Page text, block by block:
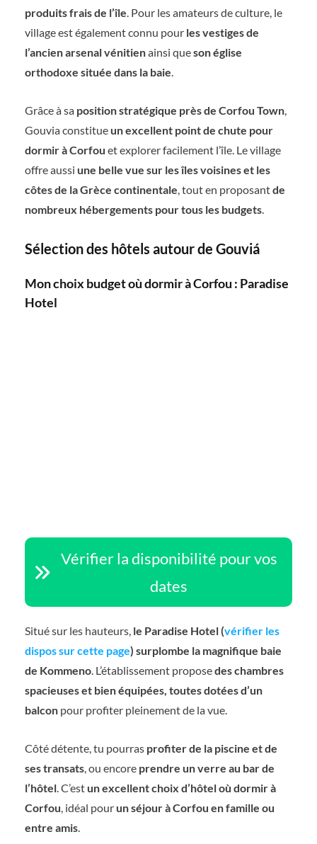
produits frais de l’île . Pour les amateurs de culture, le
village est également connu pour les vestiges de
l’ancien arsenal vénitienainsi queson église
orthodoxe située dans la baie
Grâce à sa position stratégique près de Corfou Town
Gouvia constitue un excellent point de chute pour
dormir à Corfou et explorer facilement l’île. Le village
offre aussi une belle vue sur les îles voisines et les
côtes de la Grèce continentale , tout en proposantde
nombreux hébergements pour tous les budgets
Sélection des hôtels autour de Gouviá
Mon choix budget où dormir à Corfou : Paradise
Hotel
Vérifier la disponibilité pour vos
dates
Situé sur les hauteurs, le Paradise Hotel (vérifier les
dispos sur cette page) surplombe la magnifique baie
de Kommeno. L’établissement proposedes chambres
spacieuses et bien équipées, toutes dotées d’un
balcon pour profiter pleinement de la vue.
Côté détente, tu pourras profiter de la piscine et de
ses transats, ou encore prendre un verre au bar de
l’hôtel. C’est un excellent choix d’hôtel où dormir à
Corfou, idéal pour un séjour à Corfou en famille ou
entre amis.